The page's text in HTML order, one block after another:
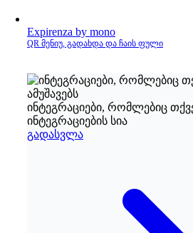
Expirenza by mono
QR მენიუ, გადახდა და ჩაის ფული
ინტეგრაციები, რომლებიც
ინტეგრაციების სია
გადასვლა